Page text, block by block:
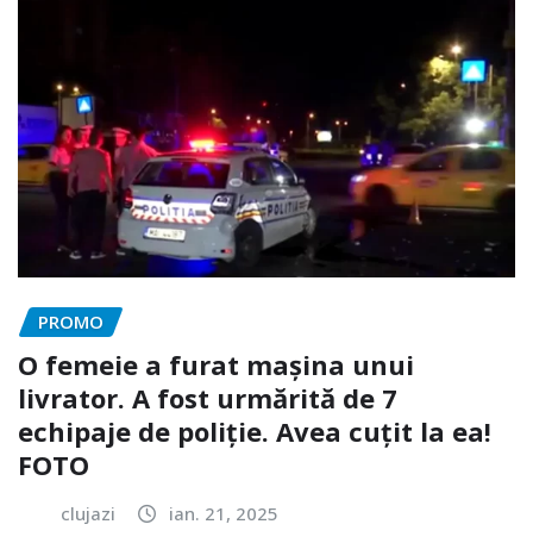
PROMO
O femeie a furat mașina unui
livrator. A fost urmărită de 7
echipaje de poliție. Avea cuțit la ea!
FOTO
clujazi ian. 21, 2025